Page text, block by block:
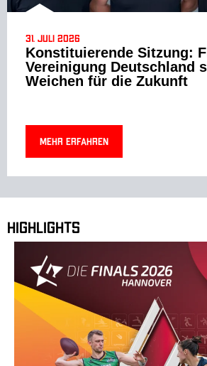
31. Juli 2026
Konstituierende Sitzung:
Vereinigung Deutschland
Weichen für die Zukunft
Mehr erfahren
Highlights